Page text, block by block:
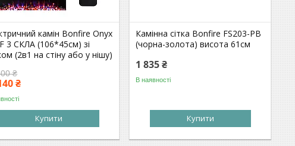
камін Bonfire Onyx
3 СКЛА (106*45см) зі
(2в1 на стіну або у нішу)
₴
₴
Купити
Камінна сітка Bonfire FS203-РB
(чорна-золота) висота 61см
1 835 ₴
В наявності
Купити